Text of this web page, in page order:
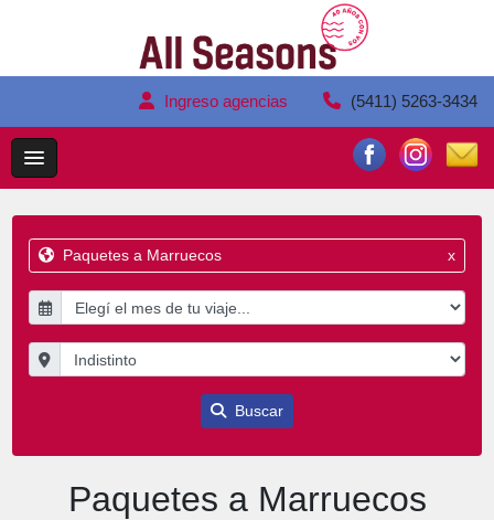
Ingreso agencias (5411) 5263-3434
Paquetes a Marruecos x
Buscar
Paquetes a Marruecos